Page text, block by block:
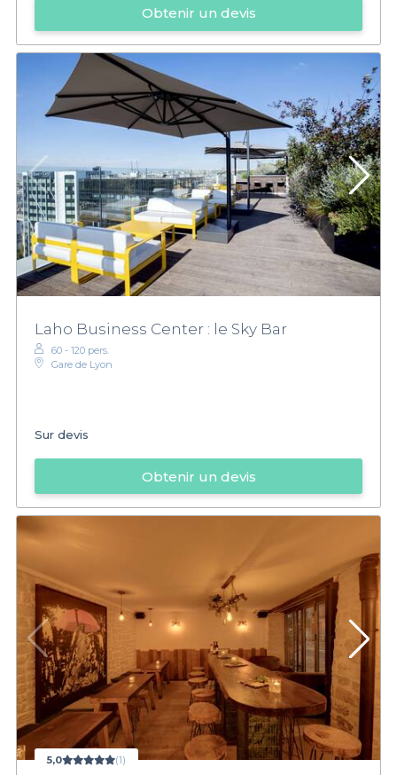
Obtenir un devis
Laho Business Center : le Sky Bar
60 - 120 pers.
Gare de Lyon
Sur devis
Obtenir un devis
5,0 (1)